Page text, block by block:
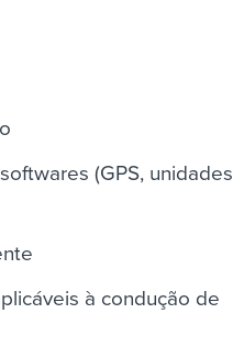
(GPS, unidades
à condução de